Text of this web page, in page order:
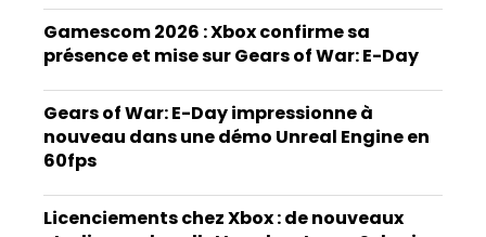
Gamescom 2026 : Xbox confirme sa
présence et mise sur Gears of War: E-Day
Gears of War: E-Day impressionne à
nouveau dans une démo Unreal Engine en
60fps
Licenciements chez Xbox : de nouveaux